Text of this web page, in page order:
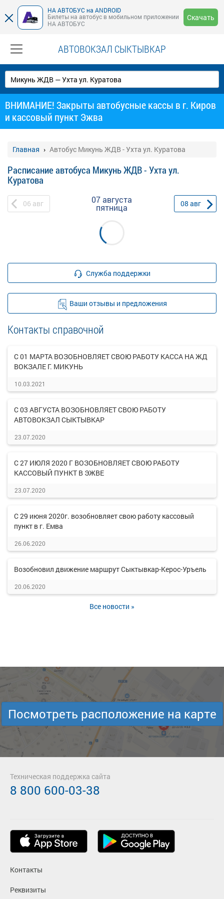
НА АВТОБУС на ANDROID
Билеты на автобус в мобильном приложении
НА АВТОБУС
Скачать
АВТОВОКЗАЛ СЫКТЫВКАР
ВНИМАНИЕ! Закрыты автобусные кассы в г. Киров
и кассовый пункт Эжва
Главная Автобус Микунь ЖДВ - Ухта ул. Куратова
Расписание автобуса Микунь ЖДВ - Ухта ул.
Куратова
06 авг 07 августа
пятница 08 авг
Служба поддержки
Ваши отзывы и предложения
Контакты справочной
С 01 МАРТА ВОЗОБНОВЛЯЕТ СВОЮ РАБОТУ КАССА НА ЖД
ВОКЗАЛЕ Г. МИКУНЬ
10.03.2021
С 03 АВГУСТА ВОЗОБНОВЛЯЕТ СВОЮ РАБОТУ
АВТОВОКЗАЛ СЫКТЫВКАР
23.07.2020
С 27 ИЮЛЯ 2020 Г ВОЗОБНОВЛЯЕТ СВОЮ РАБОТУ
КАССОВЫЙ ПУНКТ В ЭЖВЕ
23.07.2020
С 29 июня 2020г. возобновляет свою работу кассовый
пункт в г. Емва
26.06.2020
Возобновил движение маршрут Сыктывкар-Керос-Уръель
20.06.2020
Все новости »
Посмотреть расположение на карте
Контакты
Реквизиты
Техническая поддержка сайта
8 800 600-03-38